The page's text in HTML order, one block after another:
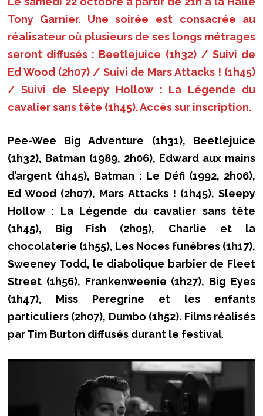
Tony Garnier. Une soirée est consacrée au
réalisateur où plusieurs de ses longs métrages
seront diffusés : Beetlejuice (1h32) / Suivi de
Ed Wood (2h07) / Suivi de Mars Attacks ! (1h45)
/ Suivi de Sleepy Hollow : La Légende du
cavalier sans tête (1h45). Accès sur inscription.
Pee-Wee Big Adventure (1h31), Beetlejuice
(1h32), Batman (1989, 2h06), Edward aux mains
d’argent (1h45), Batman : Le Défi (1992, 2h06),
Ed Wood (2h07), Mars Attacks ! (1h45), Sleepy
Hollow : La Légende du cavalier sans tête
(1h45), Big Fish (2h05), Charlie et la
chocolaterie (1h55), Les Noces funèbres (1h17),
Sweeney Todd, le diabolique barbier de Fleet
Street (1h56), Frankenweenie (1h27), Big Eyes
(1h47), Miss Peregrine et les enfants
particuliers (2h07), Dumbo (1h52). Films réalisés
par Tim Burton diffusés durant le festival.